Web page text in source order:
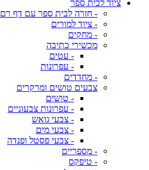
ציוד לבית ספר
- חזרה לבית ספר עם דף רם
- ציוד למורים
- מחקים
מכשירי כתיבה
- עטים
- עפרונות
- מחדדים
צבעים טושים ומרקרים
- טושים
- עפרונות צבעוניים
- צבעי גואש
- צבעי מים
- צבעי פסטל ופנדה
- מספריים
- טיפקס